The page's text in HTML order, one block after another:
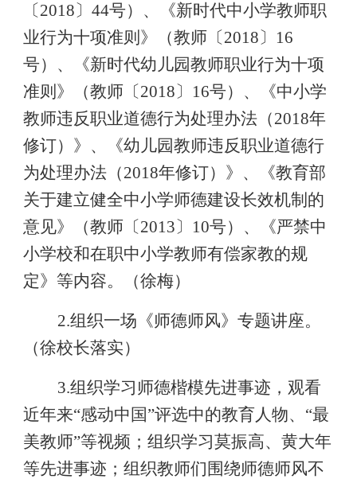
〔2018〕 44号）、《新时代中小学教师职
业行为十项准则》（教师〔2018〕 16
号）、《新时代幼儿园教师职业行为十项
准则》（教师〔2018〕 16号）、
《中小学
教师违反职业道德行为处理办法（2018年
修订）》、《幼儿园教师违反职业道德行
为处理办法（2018年修订）》、《教育部
关于建立健全中小学师德建设长效机制的
意见》（教师〔2013〕 10号）、《严禁中
小学校和在职中小学教师有偿家教的规
定》等内容。（徐梅）
2.组织一场《师德师风》专题讲座。
（徐校长落实）
3.组织学习师德楷模先进事迹，观看
近年来“感动中国”评选中的教育人物、 “最
美教师”等视频；组织学习莫振高、黄大年
等先进事迹；组织教师们围绕师德师风不